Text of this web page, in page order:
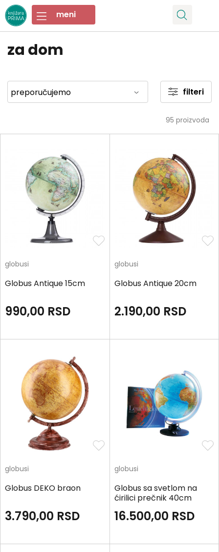
za dom
filteri
95 proizvoda
globusi
Globus Antique 15cm
990,00 RSD
globusi
Globus Antique 20cm
2.190,00 RSD
globusi
Globus DEKO braon
3.790,00 RSD
globusi
Globus sa svetlom na
ćirilici prečnik 40cm
16.500,00 RSD